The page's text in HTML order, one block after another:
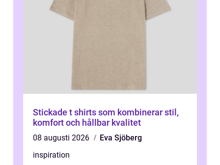
Stickade t shirts som kombinerar stil,
komfort och hållbar kvalitet
08 augusti 2026
Eva Sjöberg
inspiration